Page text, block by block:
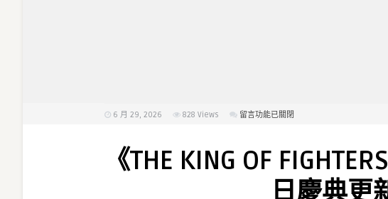
6 月 29, 2026 828 Views
在
OF
留言功能已關閉
《THE KING OF
日慶典更